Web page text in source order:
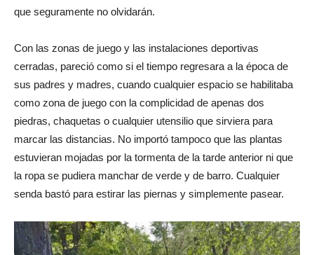
que seguramente no olvidarán.
Con las zonas de juego y las instalaciones deportivas
cerradas, pareció como si el tiempo regresara a la época de
sus padres y madres, cuando cualquier espacio se habilitaba
como zona de juego con la complicidad de apenas dos
piedras, chaquetas o cualquier utensilio que sirviera para
marcar las distancias. No importó tampoco que las plantas
estuvieran mojadas por la tormenta de la tarde anterior ni que
la ropa se pudiera manchar de verde y de barro. Cualquier
senda bastó para estirar las piernas y simplemente pasear.